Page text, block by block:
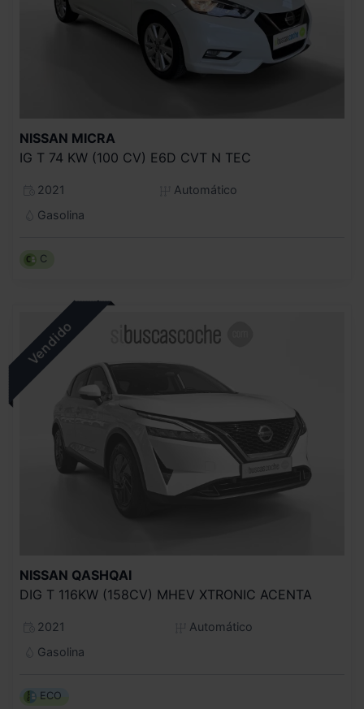
NISSAN MICRA
IG T 74 KW (100 CV) E6D CVT N TEC
2021
Automático
Gasolina
C
NISSAN QASHQAI
DIG T 116KW (158CV) MHEV XTRONIC ACENTA
2021
Automático
Gasolina
ECO